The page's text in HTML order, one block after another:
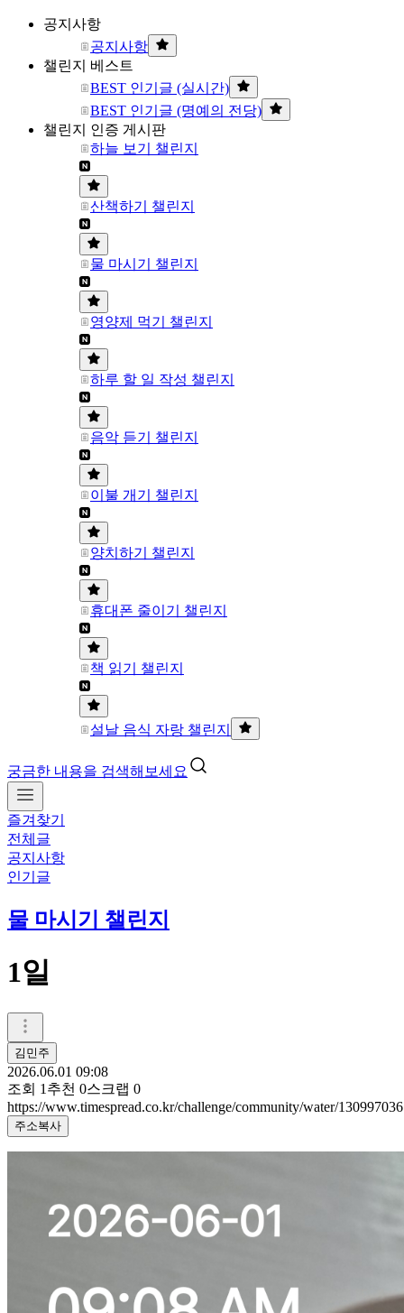
공지사항
공지사항
챌린지 베스트
BEST 인기글 (실시간)
BEST 인기글 (명예의 전당)
챌린지 인증 게시판
하늘 보기 챌린지
산책하기 챌린지
물 마시기 챌린지
영양제 먹기 챌린지
하루 할 일 작성 챌린지
음악 듣기 챌린지
이불 개기 챌린지
양치하기 챌린지
휴대폰 줄이기 챌린지
책 읽기 챌린지
설날 음식 자랑 챌린지
궁금한 내용을 검색해보세요
즐겨찾기
전체글
공지사항
인기글
물 마시기 챌린지
1일
김민주
2026.06.01 09:08
조회 1 추천 0스크랩 0
https://www.timespread.co.kr/challenge/community/water/130997036
주소복사